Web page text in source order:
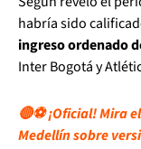
habría sido
ingreso ordenado
Inter Bogotá y
🔴⚽ ¡Oficial! Mira
Medellín sobre